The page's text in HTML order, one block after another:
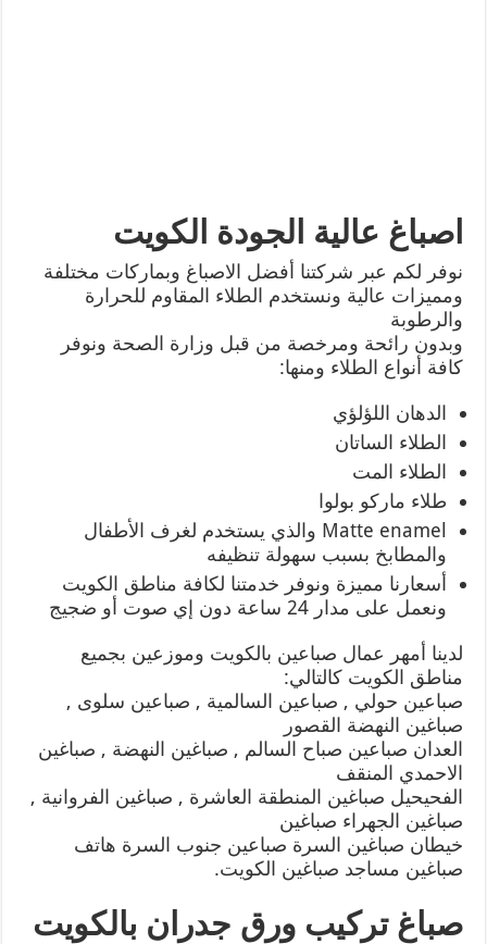
اصباغ عالية الجودة الكويت
نوفر لكم عبر شركتنا أفضل الاصباغ وبماركات مختلفة
ومميزات عالية ونستخدم الطلاء المقاوم للحرارة
والرطوبة
وبدون رائحة ومرخصة من قبل وزارة الصحة ونوفر
كافة أنواع الطلاء ومنها:
الدهان اللؤلؤي
الطلاء الساتان
الطلاء المت
طلاء ماركو بولوا
Matte enamel والذي يستخدم لغرف الأطفال
والمطابخ بسبب سهولة تنظيفه
أسعارنا مميزة ونوفر خدمتنا لكافة مناطق الكويت
ونعمل على مدار 24 ساعة دون إي صوت أو ضجيج
لدينا أمهر عمال صباعين بالكويت وموزعين بجميع
مناطق الكويت كالتالي:
صباعين حولي , صباعين السالمية , صباعين سلوى ,
صباغين النهضة القصور
العدان صباعين صباح السالم , صباغين النهضة , صباغين
الاحمدي المنقف
الفحيحيل صباغين المنطقة العاشرة , صباغين الفروانية ,
صباغين الجهراء صباغين
خيطان صباغين السرة صباعين جنوب السرة هاتف
صباغين مساجد صباغين الكويت.
صباغ تركيب ورق جدران بالكويت